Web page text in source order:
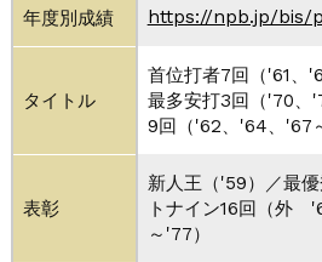
年度別成績 https://npb.jp/bis/
タイトル
首位打者7回（'61、
最多安打3回（'70、
9回（'62、'64、'67
表彰
新人王（'59）／最
トナイン16回（外
～'77）